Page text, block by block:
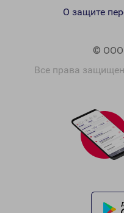
© ООО
Все права
О защите